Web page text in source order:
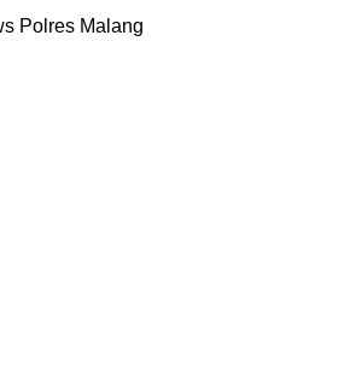
Polres Malang